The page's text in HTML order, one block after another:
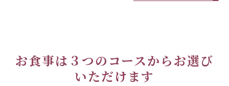
お食事は３つのコースからお選び
いただけます